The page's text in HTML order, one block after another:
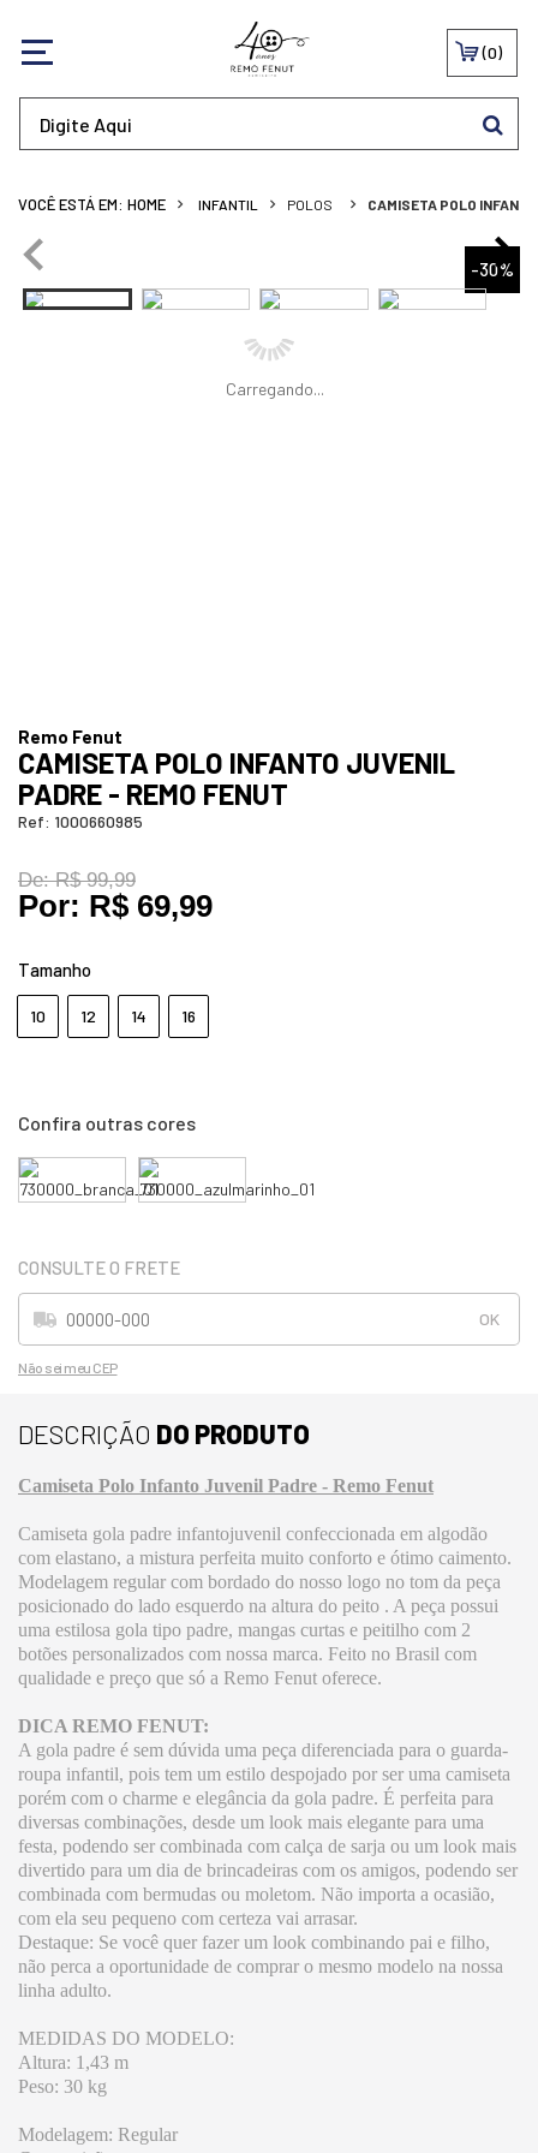
0
INFANTIL POLOS CAMISETA POLO
-30%
Remo Fenut
CAMISETA POLO INFANTO JUVENIL
PADRE - REMO FENUT
Ref: 1000660985
De:R$ 99,99
Por: R$ 69,99
Tamanho
10 12 14 16
Não sei meu CEP
DESCRIÇÃO DO PRODUTO
Camiseta Polo Infanto Juvenil Padre - Remo Fenut
Camiseta gola padre infantojuvenil confeccionada em algodão
com elastano, a mistura perfeita muito conforto e ótimo caimento.
Modelagem regular com bordado do nosso logo no tom da peça
posicionado do lado esquerdo na altura do peito . A peça possui
uma estilosa gola tipo padre, mangas curtas e peitilho com 2
botões personalizados com nossa marca. Feito no Brasil com
qualidade e preço que só a Remo Fenut oferece.
DICA REMO FENUT:
A gola padre é sem dúvida uma peça diferenciada para o guarda-
roupa infantil, pois tem um estilo despojado por ser uma camiseta
porém com o charme e elegância da gola padre. É perfeita para
diversas combinações, desde um look mais elegante para uma
festa, podendo ser combinada com calça de sarja ou um look mais
divertido para um dia de brincadeiras com os amigos, podendo ser
combinada com bermudas ou moletom. Não importa a ocasião,
com ela seu pequeno com certeza vai arrasar.
Destaque: Se você quer fazer um look combinando pai e filho,
não perca a oportunidade de comprar o mesmo modelo na nossa
linha adulto.
MEDIDAS DO MODELO:
Altura: 1,43 m
Peso: 30 kg
Modelagem: Regular